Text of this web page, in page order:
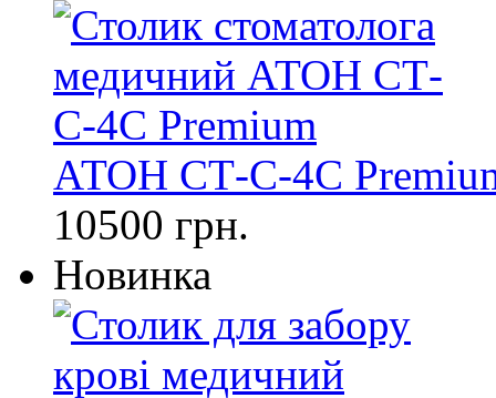
АТОН СТ-С-4С
10500 грн.
Новинка